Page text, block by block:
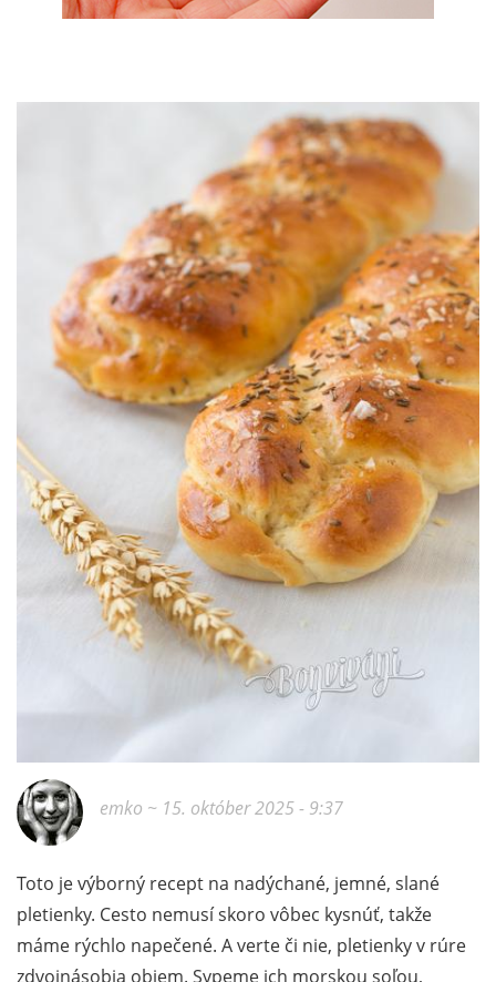
emko ~ 15. október 2025 - 9:37
Toto je výborný recept na nadýchané, jemné, slané
pletienky. Cesto nemusí skoro vôbec kysnúť, takže
máme rýchlo napečené. A verte či nie, pletienky v rúre
zdvojnásobia objem. Sypeme ich morskou soľou,